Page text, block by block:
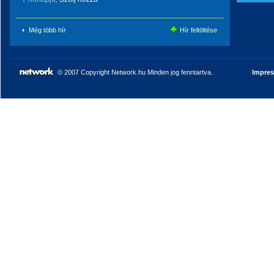
Még több hír Hír feltöltése
© 2007 Copyright Network.hu Minden jog fenntartva.